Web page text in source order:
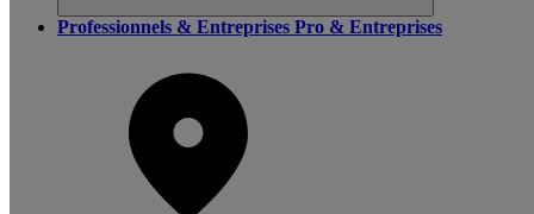
Professionnels & Entreprises Pro & Entreprises